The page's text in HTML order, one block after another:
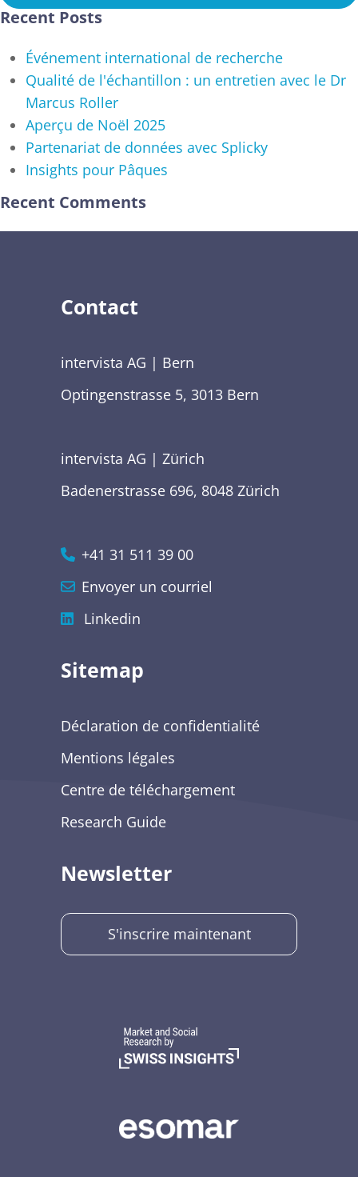
Recent Posts
Événement international de recherche
Qualité de l'échantillon : un entretien avec le Dr
Marcus Roller
Aperçu de Noël 2025
Partenariat de données avec Splicky
Insights pour Pâques
Recent Comments
Contact
intervista AG | Bern
Optingenstrasse 5, 3013 Bern
intervista AG | Zürich
Badenerstrasse 696, 8048 Zürich
+41 31 511 39 00
Envoyer un courriel
Linkedin
Sitemap
Déclaration de confidentialité
Mentions légales
Centre de téléchargement
Research Guide
Newsletter
S'inscrire maintenant